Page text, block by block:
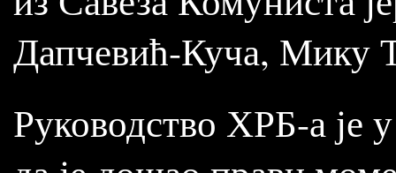
Дапчевић-Куча, Мику
Руководство ХРБ-а је